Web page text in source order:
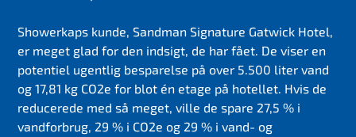
Showerkaps kunde, Sandman Signature Gatwick Hotel,
er meget glad for den indsigt, de har fået. De viser en
potentiel ugentlig besparelse på over 5.500 liter vand
og 17,81 kg CO2e for blot én etage på hotellet. Hvis de
reducerede med så meget, ville de spare 27,5 % i
vandforbrug, 29 % i CO2e og 29 % i vand- og